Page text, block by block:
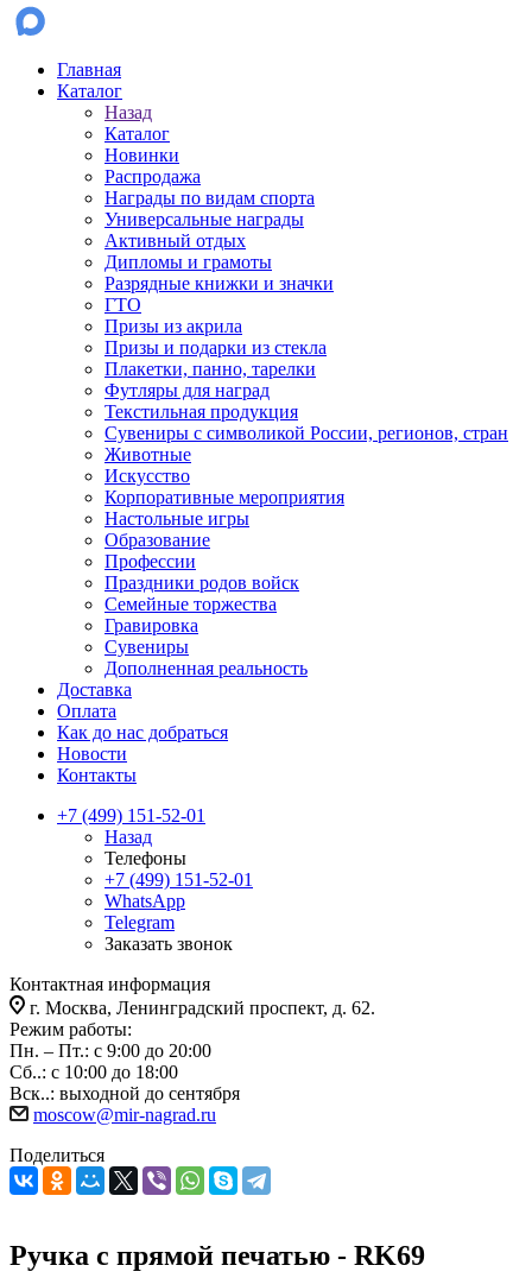
Главная
Каталог
Назад
Каталог
Новинки
Распродажа
Награды по видам спорта
Универсальные награды
Активный отдых
Дипломы и грамоты
Разрядные книжки и значки
ГТО
Призы из акрила
Призы и подарки из стекла
Плакетки, панно, тарелки
Футляры для наград
Текстильная продукция
Сувениры с символикой России, регионов, стран
Животные
Искусство
Корпоративные мероприятия
Настольные игры
Образование
Профессии
Праздники родов войск
Семейные торжества
Гравировка
Сувениры
Дополненная реальность
Доставка
Оплата
Как до нас добраться
Новости
Контакты
+7 (499) 151-52-01
Назад
Телефоны
+7 (499) 151-52-01
WhatsApp
Telegram
Заказать звонок
Контактная информация
г. Москва, Ленинградский проспект, д. 62.
Режим работы:
Пн. – Пт.: с 9:00 до 20:00
Сб..: с 10:00 до 18:00
Вск..: выходной до сентября
moscow@mir-nagrad.ru
Поделиться
Ручка с прямой печатью - RK69